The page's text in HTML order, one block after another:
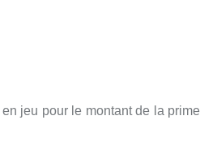
jeu pour le montant de la prime